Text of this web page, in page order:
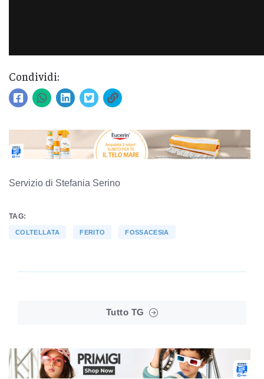
Condividi:
Servizio di Stefania Serino
TAG:
COLTELLATA FERITO FOSSACESIA
Tutto TG